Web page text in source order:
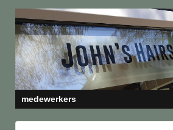
medewerkers